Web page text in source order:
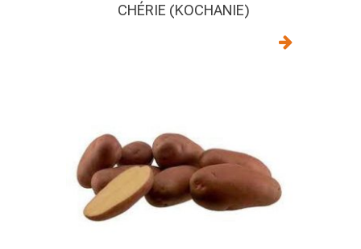
CHÉRIE (KOCHANIE)